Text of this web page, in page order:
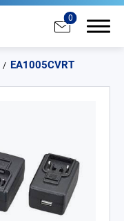
0
EA1005CVRT